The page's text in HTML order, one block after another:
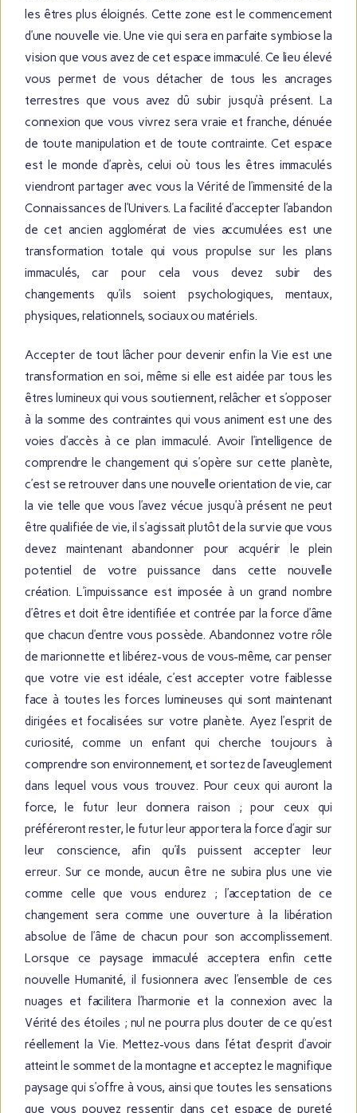
les êtres plus éloignés. Cette zone est le commencement
d’une nouvelle vie. Une vie qui sera en parfaite symbiose la
vision que vous avez de cet espace immaculé. Ce lieu élevé
vous permet de vous détacher de tous les ancrages
terrestres que vous avez dû subir jusqu’à présent. La
connexion que vous vivrez sera vraie et franche, dénuée
de toute manipulation et de toute contrainte. Cet espace
est le monde d’après, celui où tous les êtres immaculés
viendront partager avec vous la Vérité de l’immensité de la
Connaissances de l’Univers. La facilité d’accepter l’abandon
de cet ancien agglomérat de vies accumulées est une
transformation totale qui vous propulse sur les plans
immaculés, car pour cela vous devez subir des
changements qu’ils soient psychologiques, mentaux,
physiques, relationnels, sociaux ou matériels.
Accepter de tout lâcher pour devenir enfin la Vie est une
transformation en soi, même si elle est aidée par tous les
êtres lumineux qui vous soutiennent, relâcher et s’opposer
à la somme des contraintes qui vous animent est une des
voies d’accès à ce plan immaculé. Avoir l’intelligence de
comprendre le changement qui s’opère sur cette planète,
c’est se retrouver dans une nouvelle orientation de vie, car
la vie telle que vous l’avez vécue jusqu’à présent ne peut
être qualifiée de vie, il s’agissait plutôt de la survie que vous
devez maintenant abandonner pour acquérir le plein
potentiel de votre puissance dans cette nouvelle
création. L’impuissance est imposée à un grand nombre
d’êtres et doit être identifiée et contrée par la force d’âme
que chacun d’entre vous possède. Abandonnez votre rôle
de marionnette et libérez-vous de vous-même, car penser
que votre vie est idéale, c’est accepter votre faiblesse
face à toutes les forces lumineuses qui sont maintenant
dirigées et focalisées sur votre planète. Ayez l’esprit de
curiosité, comme un enfant qui cherche toujours à
comprendre son environnement, et sortez de l’aveuglement
dans lequel vous vous trouvez. Pour ceux qui auront la
force, le futur leur donnera raison ; pour ceux qui
préféreront rester, le futur leur apportera la force d’agir sur
leur conscience, afin qu’ils puissent accepter leur
erreur. Sur ce monde, aucun être ne subira plus une vie
comme celle que vous endurez ; l’acceptation de ce
changement sera comme une ouverture à la libération
absolue de l’âme de chacun pour son accomplissement.
Lorsque ce paysage immaculé acceptera enfin cette
nouvelle Humanité, il fusionnera avec l’ensemble de ces
nuages et facilitera l’harmonie et la connexion avec la
Vérité des étoiles ; nul ne pourra plus douter de ce qu’est
réellement la Vie. Mettez-vous dans l’état d’esprit d’avoir
atteint le sommet de la montagne et acceptez le magnifique
paysage qui s’offre à vous, ainsi que toutes les sensations
que vous pouvez ressentir dans cet espace de pureté